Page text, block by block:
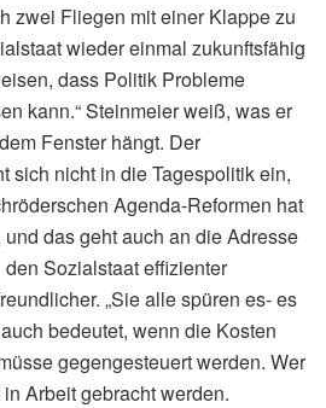
zwei Fliegen mit einer Klappe zu
wieder einmal zukunftsfähig
dass Politik Probleme
kann.“ Steinmeier weiß, was er
Fenster hängt. Der
sich nicht in die Tagespolitik ein,
Agenda-Reformen hat
das geht auch an die Adresse
Sozialstaat effizienter
„Sie alle spüren es- es
bedeutet, wenn die Kosten
gegengesteuert werden. Wer
Arbeit gebracht werden.